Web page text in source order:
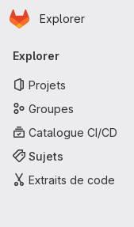
Passer au contenu principal
Page d'accueil
Explorer
Navigation
Explorer
Projets
Groupes
Catalogue CI/CD
Sujets
Extraits de code